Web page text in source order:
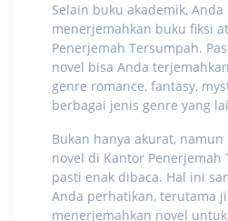
Selain buku akademik,
menerjemahkan buku fiksi
Penerjemah Tersumpah.
novel bisa Anda
genre romance, fantasy,
berbagai jenis genre yang
Bukan hanya akurat,
novel di Kantor Penerjemah
pasti enak dibaca. Hal ini
Anda perhatikan, terutama
menerjemahkan novel